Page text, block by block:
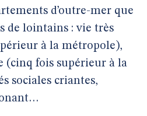
d’outre-mer que
de lointains : vie très
à la métropole),
(cinq fois supérieur à la
sociales criantes,